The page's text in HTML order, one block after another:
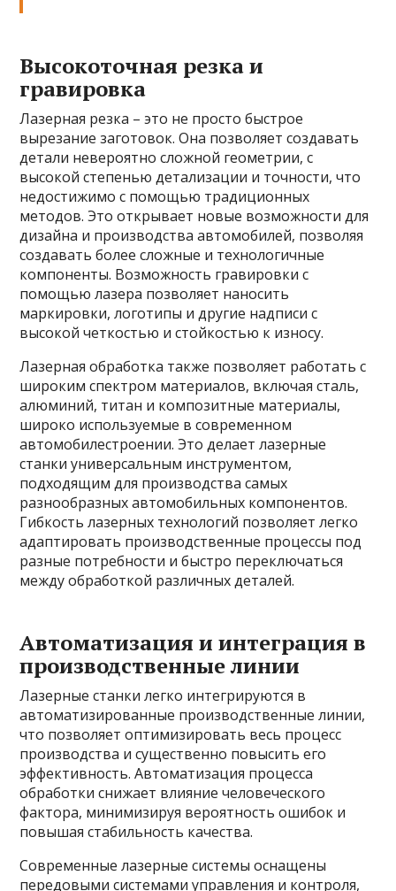
Высокоточная резка и
гравировка
Лазерная резка – это не просто быстрое
вырезание заготовок. Она позволяет создавать
детали невероятно сложной геометрии, с
высокой степенью детализации и точности, что
недостижимо с помощью традиционных
методов. Это открывает новые возможности для
дизайна и производства автомобилей, позволяя
создавать более сложные и технологичные
компоненты. Возможность гравировки с
помощью лазера позволяет наносить
маркировки, логотипы и другие надписи с
высокой четкостью и стойкостью к износу.
Лазерная обработка также позволяет работать с
широким спектром материалов, включая сталь,
алюминий, титан и композитные материалы,
широко используемые в современном
автомобилестроении. Это делает лазерные
станки универсальным инструментом,
подходящим для производства самых
разнообразных автомобильных компонентов.
Гибкость лазерных технологий позволяет легко
адаптировать производственные процессы под
разные потребности и быстро переключаться
между обработкой различных деталей.
Автоматизация и интеграция в
производственные линии
Лазерные станки легко интегрируются в
автоматизированные производственные линии,
что позволяет оптимизировать весь процесс
производства и существенно повысить его
эффективность. Автоматизация процесса
обработки снижает влияние человеческого
фактора, минимизируя вероятность ошибок и
повышая стабильность качества.
Современные лазерные системы оснащены
передовыми системами управления и контроля,